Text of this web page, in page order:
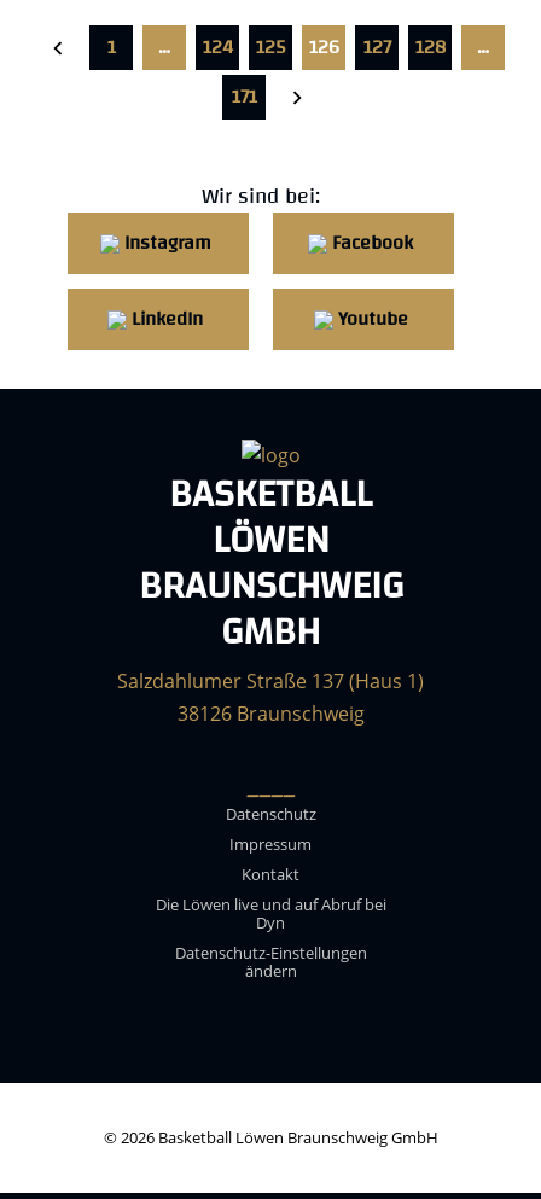
1 … 124 125 126 127 128
…
171
Wir sind bei:
Instagram Facebook
LinkedIn Youtube
BASKETBALL
LÖWEN
BRAUNSCHWEIG
GMBH
Salzdahlumer Straße 137 (Haus 1)
38126 Braunschweig
____
Datenschutz
Impressum
Kontakt
Die Löwen live und auf Abruf bei
Dyn
Datenschutz-Einstellungen
ändern
© 2026 Basketball Löwen Braunschweig GmbH